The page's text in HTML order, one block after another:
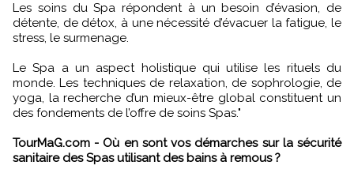
Les soins du Spa répondent à un besoin d’évasion, de
détente, de détox, à une nécessité d’évacuer la fatigue, le
stress, le surmenage.
Le Spa a un aspect holistique qui utilise les rituels du
monde. Les techniques de relaxation, de sophrologie, de
yoga, la recherche d’un mieux-être global constituent un
des fondements de l’offre de soins Spas."
TourMaG.com - Où en sont vos démarches sur la sécurité
sanitaire des Spas utilisant des bains à remous ?